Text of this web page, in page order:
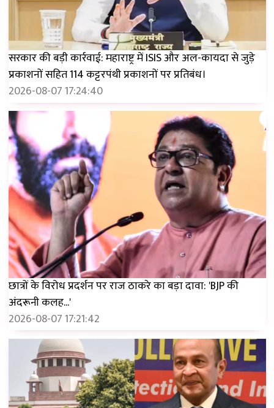
सरकार की बड़ी कार्रवाई: महाराष्ट्र में ISIS और अल-कायदा से जुड़े
प्रकाशनों सहित 114 कट्टरपंथी प्रकाशनों पर प्रतिबंध।
2026-08-07 17:24:40
छात्रों के विरोध प्रदर्शन पर राज ठाकरे का बड़ा दावा: 'BJP की
अंदरूनी कलह...'
2026-08-07 17:21:42